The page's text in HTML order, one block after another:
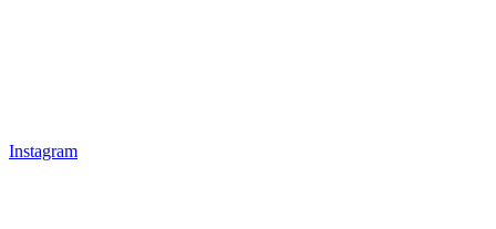
Instagram